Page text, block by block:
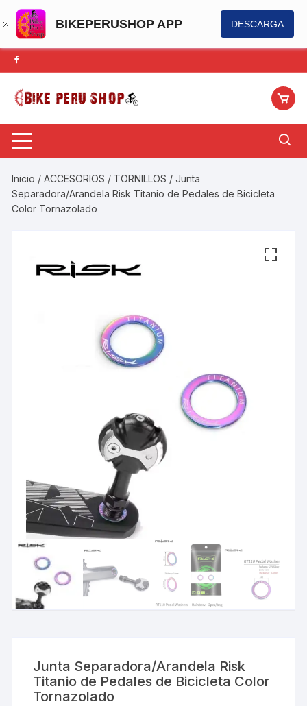
BIKEPERUSHOP APP DESCARGA
Saltar
al
contenido
Inicio /ACCESORIOS / TORNILLOS / Junta
Separadora/Arandela Risk Titanio de Pedales de Bicicleta
Color Tornazolado
Junta Separadora/Arandela Risk
Titanio de Pedales de Bicicleta Color
Tornazolado